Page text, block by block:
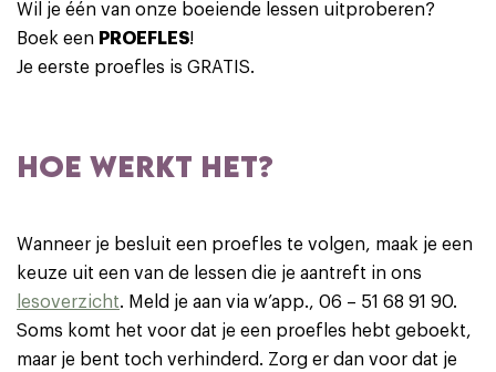
Wil je één van onze boeiende lessen uitproberen?
Boek een PROEFLES!
Je eerste proefles is GRATIS.
HOE WERKT HET?
Wanneer je besluit een proefles te volgen, maak je een
keuze uit een van de lessen die je aantreft in ons
lesoverzicht. Meld je aan via w’app., 06 – 51 68 91 90.
Soms komt het voor dat je een proefles hebt geboekt,
maar je bent toch verhinderd. Zorg er dan voor dat je